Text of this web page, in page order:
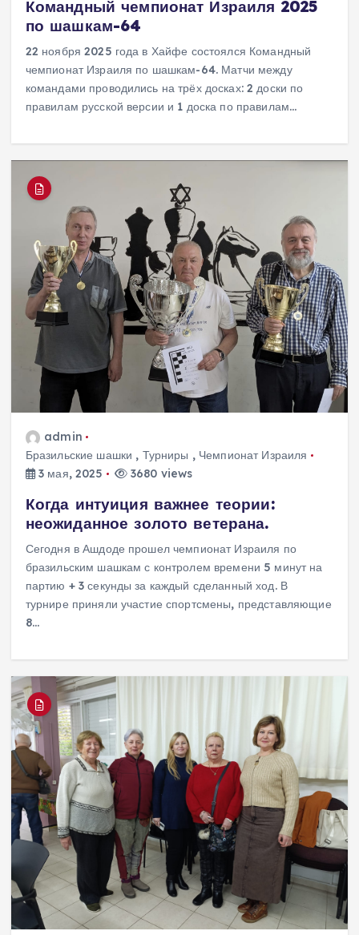
Командный чемпионат Израиля 2025
по шашкам-64
22 ноября 2025 года в Хайфе состоялся Командный
чемпионат Израиля по шашкам-64. Матчи между
командами проводились на трёх досках: 2 доски по
правилам русской версии и 1 доска по правилам…
admin
Бразильские шашки , Турниры , Чемпионат Израиля
3 мая, 2025
3680 views
Когда интуиция важнее теории:
неожиданное золото ветерана.
Сегодня в Ашдоде прошел чемпионат Израиля по
бразильским шашкам с контролем времени 5 минут на
партию + 3 секунды за каждый сделанный ход. В
турнире приняли участие спортсмены, представляющие
8…